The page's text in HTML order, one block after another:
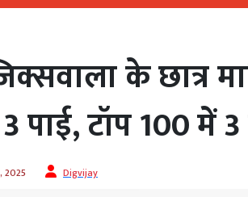
के छात्र
पाई, टॉप 100 में
2025 Digvijay